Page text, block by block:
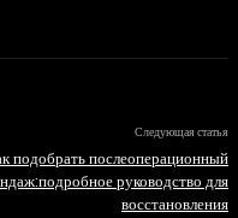
Следующая статья
подобрать послеоперационный
руководство для
восстановления